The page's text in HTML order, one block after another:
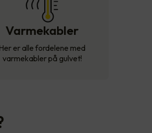
Varmekabler
Her er alle fordelene med
varmekabler på gulvet!